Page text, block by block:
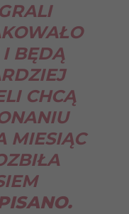
BĘDĄ
CHCĄ
MIESIĄC